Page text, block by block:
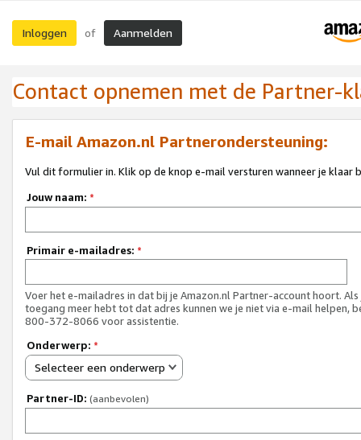
Inloggen of Aanmelden
Contact opnemen met de Partner-
E-mail Amazon.nl Partnerondersteuning:
Vul dit formulier in. Klik op de knop e-mail versturen wanneer je klaar
Jouw naam: *
Primair e-mailadres: *
Voer het e-mailadres in dat bij je Amazon.nl Partner-account hoort. Als
toegang meer hebt tot dat adres kunnen we je niet via e-mail helpen,
800-372-8066 voor assistentie.
Onderwerp: *
Selecteer een onderwerp
Partner-ID: (aanbevolen)